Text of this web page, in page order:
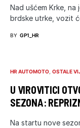
Nad ušćem Krke,
brdske utrke, vozit
BY GP1_HR
HR AUTOMOTO OSTALE
U VIROVITICI
SEZONA:
Na startu nove